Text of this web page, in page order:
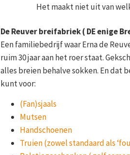
Het maakt niet uit van
De Reuver breifabriek ( DE enige
Een familiebedrijf waar Erna de
ruim 30 jaar aan het roer staat.
alles breien behalve sokken. En dat
kunt voor:
(Fan)sjaals
Mutsen
Handschoenen
Truien (zowel standaard als